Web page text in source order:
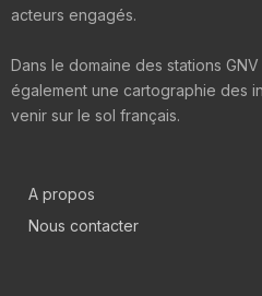
acteurs engagés.
Dans le domaine des stations
également une cartographie des
venir sur le sol français.
A propos
Nous contacter